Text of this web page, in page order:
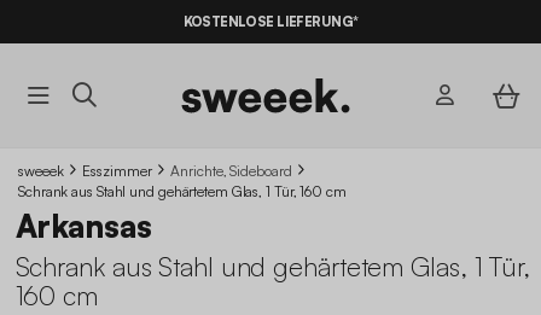
KOSTENLOSE LIEFERUNG*
sweeek Esszimmer
Anrichte, Sideboard
Schrank aus Stahl und gehärtetem Glas, 1 Tür, 160 cm
Arkansas
Schrank aus Stahl und gehärtetem Glas, 1 Tür,
160 cm